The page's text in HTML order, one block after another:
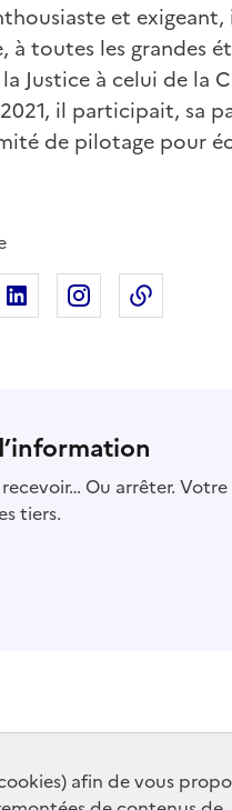
afin de vous
et
à toutes les grandes
Justice à celui de la
il participait, sa
de pilotage pour
Facebook
sur X
Partager sur Linkedin
Partager sur
Ou arrêter. Votre
tiers.